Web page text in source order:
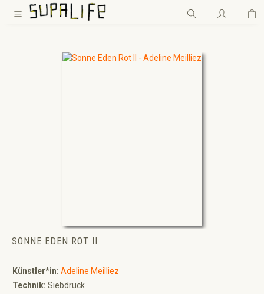
Zum Hauptinhalt springen
SONNE EDEN ROT II
Künstler*in: Adeline Meilliez
Technik: Siebdruck